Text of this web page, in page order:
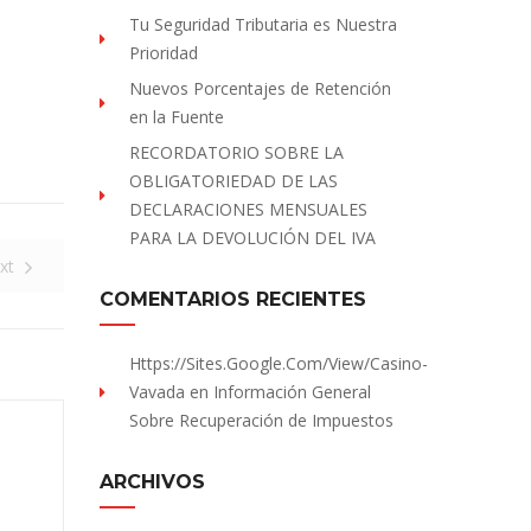
Tu Seguridad Tributaria es Nuestra
Prioridad
Nuevos Porcentajes de Retención
en la Fuente
RECORDATORIO SOBRE LA
OBLIGATORIEDAD DE LAS
DECLARACIONES MENSUALES
PARA LA DEVOLUCIÓN DEL IVA
COMENTARIOS RECIENTES
Https://sites.Google.com/view/Casino-
Vavada en Información General
Sobre Recuperación de Impuestos
ARCHIVOS